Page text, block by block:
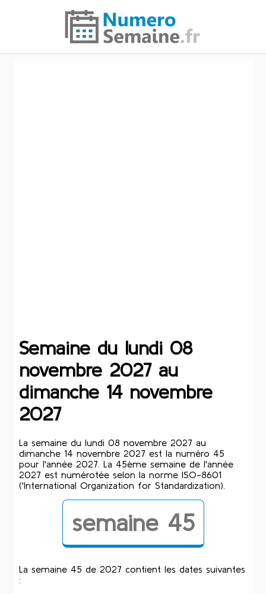
Semaine du lundi 08
novembre 2027 au
dimanche 14 novembre
2027
La semaine du lundi 08 novembre 2027 au
dimanche 14 novembre 2027 est la numéro 45
pour l'année 2027. La 45ème semaine de l'année
2027 est numérotée selon la norme ISO-8601
('International Organization for Standardization).
semaine 45
La semaine 45 de 2027 contient les dates suivantes
: